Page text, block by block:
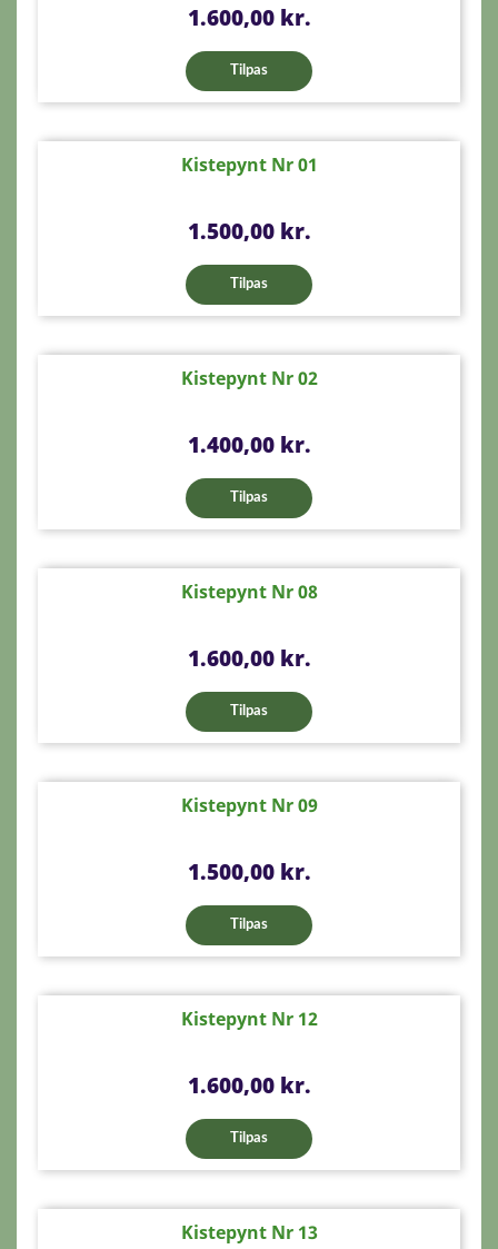
Pris
1.600,00 kr.
Tilpas
Kistepynt Nr 01
Pris
1.500,00 kr.
Tilpas
Kistepynt Nr 02
Pris
1.400,00 kr.
Tilpas
Kistepynt Nr 08
Pris
1.600,00 kr.
Tilpas
Kistepynt Nr 09
Pris
1.500,00 kr.
Tilpas
Kistepynt Nr 12
Pris
1.600,00 kr.
Tilpas
Kistepynt Nr 13